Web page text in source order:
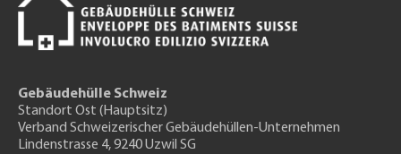
Gebäudehülle Schweiz
Standort Ost (Hauptsitz)
Verband Schweizerischer Gebäudehüllen-Unternehmen
Lindenstrasse 4, 9240 Uzwil SG